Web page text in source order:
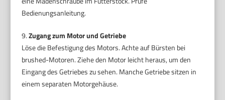
Bedienungsanleitung.
9.Zugang zum Motor und Getriebe
Löse die Befestigung des Motors. Achte auf Bürsten bei
brushed-Motoren. Ziehe den Motor leicht heraus, um den
Eingang des Getriebes zu sehen. Manche Getriebe sitzen in
einem separaten Motorgehäuse.